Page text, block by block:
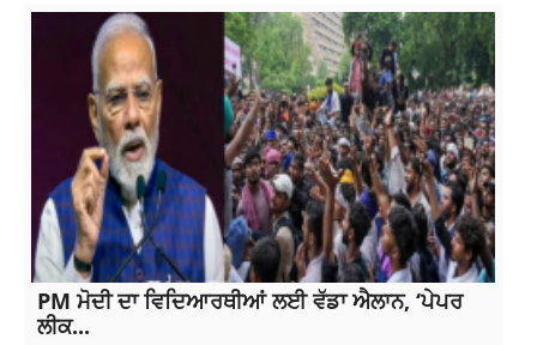
PM ਮੋਦੀ ਦਾ ਵਿਦਿਆਰਥੀਆਂ ਲਈ ਵੱਡਾ ਐਲਾਨ, ‘ਪੇਪਰ
ਲੀਕ...